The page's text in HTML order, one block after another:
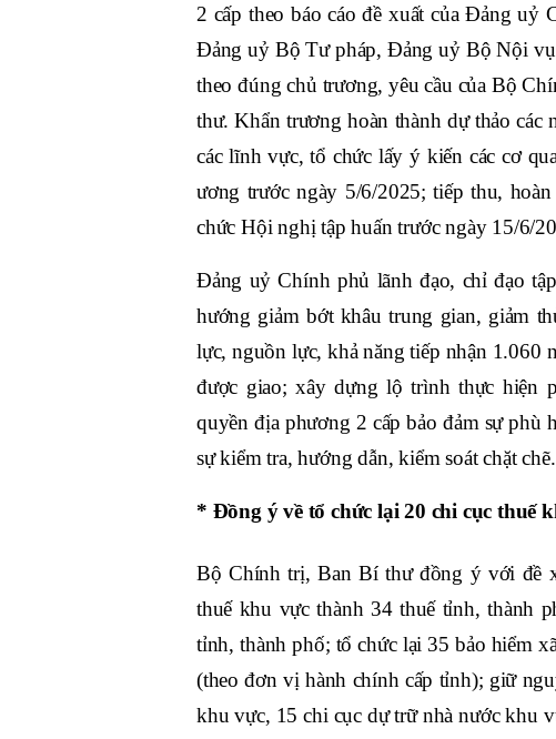
2 cấp theo báo cáo đề xuất của Đảng
Đảng uỷ Bộ Tư pháp, Đảng uỷ Bộ Nội vụ
theo đúng chủ trương, yêu cầu của Bộ
thư. Khẩn trương hoàn thành dự thảo các
các lĩnh vực, tổ chức lấy ý kiến các cơ
ương trước ngày 5/6/2025; tiếp thu,
chức Hội nghị tập huấn trước ngày 15/6/
Đảng uỷ Chính phủ lãnh đạo, chỉ đạo
hướng giảm bớt khâu trung gian, giảm
lực, nguồn lực, khả năng tiếp nhận 1.060
được giao; xây dựng lộ trình thực hiện
quyền địa phương 2 cấp bảo đảm sự
sự kiểm tra, hướng dẫn, kiểm soát chặt chẽ.
* Đồng ý về tổ chức lại 20 chi cục thuế
Bộ Chính trị, Ban Bí thư đồng ý với đề
thuế khu vực thành 34 thuế tỉnh, thành
tỉnh, thành phố; tổ chức lại 35 bảo hiểm
(theo đơn vị hành chính cấp tỉnh); giữ
khu vực, 15 chi cục dự trữ nhà nước khu